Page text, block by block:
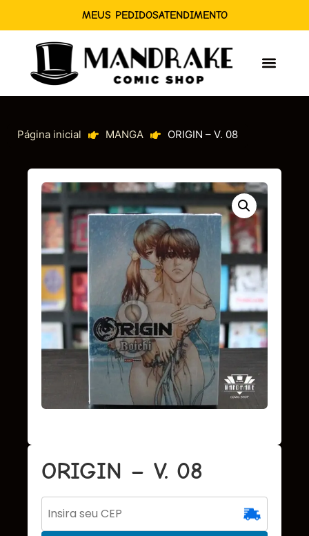
MEUS PEDIDOSATENDIMENTO
Página inicial MANGA ORIGIN – V. 08
ORIGIN – V. 08